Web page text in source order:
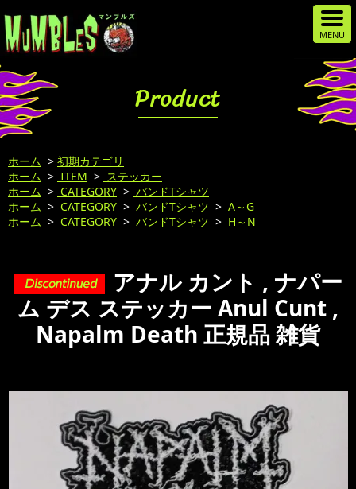
Product
ホーム > 初期カテゴリ
ホーム > ITEM > ステッカー
ホーム > CATEGORY > バンドTシャツ
ホーム > CATEGORY > バンドTシャツ > A～G
ホーム > CATEGORY > バンドTシャツ > H～N
アナル カント , ナパー
ム デス ステッカー Anul Cunt ,
Napalm Death 正規品 雑貨